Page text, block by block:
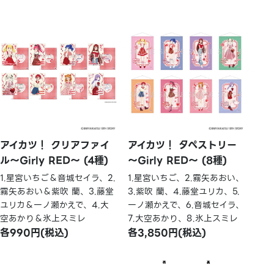
アイカツ！ クリアファイ
ル～Girly RED～ (4種)
1.星宮いちご＆音城セイラ、2.
霧矢あおい＆紫吹 蘭、3.藤堂
ユリカ＆一ノ瀬かえで、4.大
空あかり＆氷上スミレ
各990円(税込)
アイカツ！ タペストリー
～Girly RED～ (8種)
1.星宮いちご、2.霧矢あおい、
3.紫吹 蘭、4.藤堂ユリカ、5.
一ノ瀬かえで、6.音城セイラ、
7.大空あかり、8.氷上スミレ
各3,850円(税込)